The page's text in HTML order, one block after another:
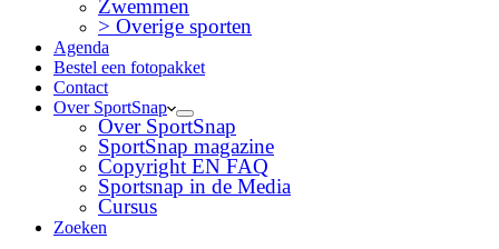
Zwemmen
> Overige sporten
Agenda
Bestel een fotopakket
Contact
Over SportSnap
Over SportSnap
SportSnap magazine
Copyright EN FAQ
Sportsnap in de Media
Cursus
Zoeken